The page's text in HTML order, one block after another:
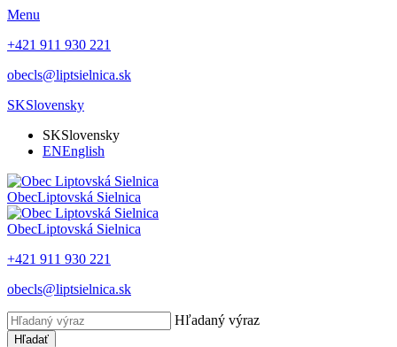
Menu
+421 911 930 221
obecls@liptsielnica.sk
SKSlovensky
SKSlovensky
ENEnglish
ObecLiptovská Sielnica
ObecLiptovská Sielnica
+421 911 930 221
obecls@liptsielnica.sk
Hľadaný výraz
Hľadať